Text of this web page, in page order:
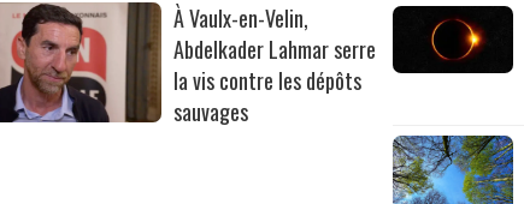
À Vaulx-en-Velin,
Abdelkader Lahmar serre
la vis contre les dépôts
sauvages